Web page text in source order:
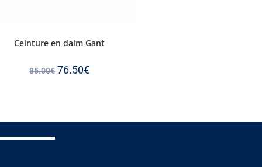
Ceinture en daim Gant
85.00€ 76.50€